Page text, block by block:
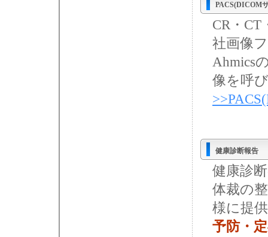
PACS(DICOM
CR・
社画像
Ahmics
像を呼
健康診断報告
健康診
体裁の
様に提
予防・